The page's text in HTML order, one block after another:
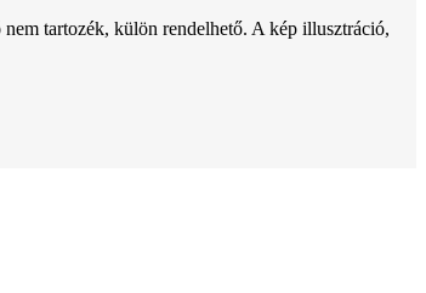
tartozék, külön rendelhető. A kép illusztráció,